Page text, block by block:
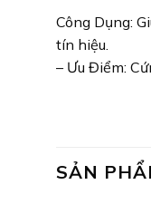
Công Dụng:
tín hiệu.
– Ưu Điểm:
SẢN